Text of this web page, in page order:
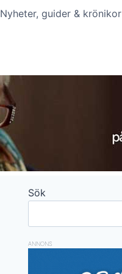
Nyheter, guider & krönikor
Sök
ANNONS